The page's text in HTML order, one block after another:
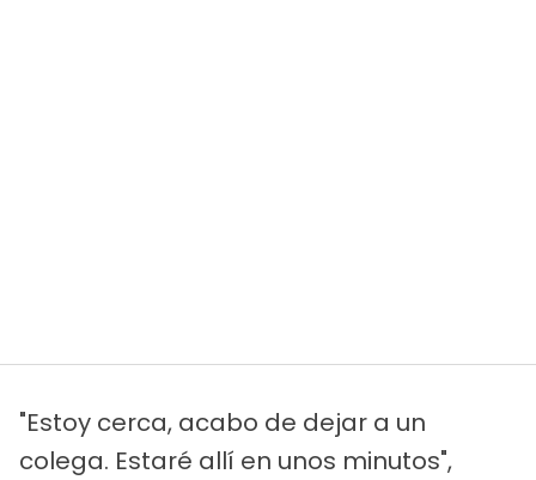
"Estoy cerca, acabo de dejar a un
colega. Estaré allí en unos minutos",